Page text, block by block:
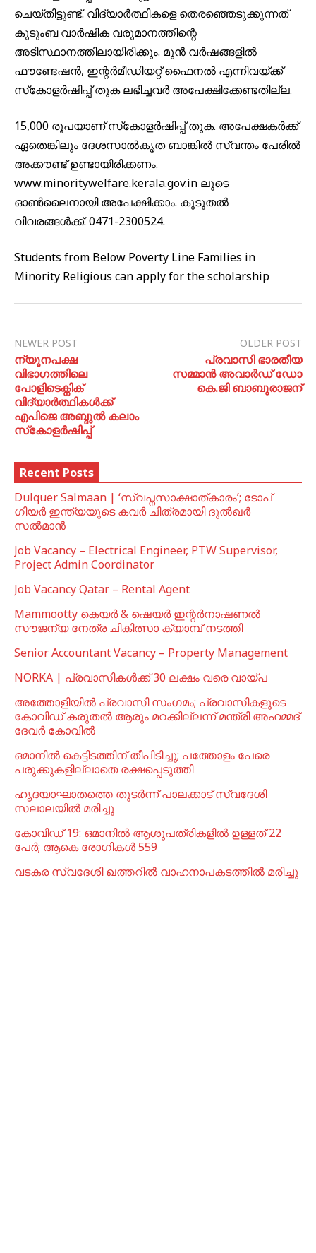
ചെയ്തിട്ടുണ്ട്. വിദ്യാർത്ഥികളെ തെരഞ്ഞെടുക്കുന്നത്
കുടുംബ വാർഷിക വരുമാനത്തിന്റെ
അടിസ്ഥാനത്തിലായിരിക്കും. മുൻ വർഷങ്ങളിൽ
ഫൗണ്ടേഷൻ, ഇന്റർമീഡിയറ്റ് ഫൈനൽ എന്നിവയ്ക്ക്
സ്‌കോളർഷിപ്പ് തുക ലഭിച്ചവർ അപേക്ഷിക്കേണ്ടതില്ല.
15,000 രൂപയാണ് സ്‌കോളർഷിപ്പ് തുക. അപേക്ഷകർക്ക്
ഏതെങ്കിലും ദേശസാൽകൃത ബാങ്കിൽ സ്വന്തം പേരിൽ
അക്കൗണ്ട് ഉണ്ടായിരിക്കണം.
www.minoritywelfare.kerala.gov.in ലൂടെ
ഓൺലൈനായി അപേക്ഷിക്കാം. കൂടുതൽ
വിവരങ്ങൾക്ക്: 0471-2300524.
Students from Below Poverty Line Families in
Minority Religious can apply for the scholarship
NEWER POST
ന്യൂനപക്ഷ
വിഭാഗത്തിലെ
പോളിടെക്നിക്
വിദ്യാർത്ഥികൾക്ക്
എപിജെ അബ്ദുൽ കലാം
സ്‌കോളർഷിപ്പ്
OLDER POST
പ്രവാസി ഭാരതീയ
സമ്മാന്‍ അവാര്‍ഡ് ഡോ
കെ.ജി ബാബുരാജന്
Recent Posts
Dulquer Salmaan | ‘സ്വപ്നസാക്ഷാത്കാരം’; ടോപ്
ഗിയർ ഇന്ത്യയുടെ കവർ ചിത്രമായി ദുൽഖർ
സൽമാൻ
Job Vacancy – Electrical Engineer, PTW Supervisor,
Project Admin Coordinator
Job Vacancy Qatar – Rental Agent
Mammootty കെയർ & ഷെയർ ഇന്റർനാഷണൽ
സൗജന്യ നേത്ര ചികിത്സാ ക്യാമ്പ് നടത്തി
Senior Accountant Vacancy – Property Management
NORKA | പ്രവാസികള്‍ക്ക് 30 ലക്ഷം വരെ വായ്പ
അത്തോളിയിൽ പ്രവാസി സംഗമം; പ്രവാസികളുടെ
കോവിഡ് കരുതൽ ആരും മറക്കില്ലന്ന് മന്ത്രി അഹമ്മദ്
ദേവർ കോവിൽ
ഒമാനില്‍ കെട്ടിടത്തിന് തീപിടിച്ചു; പത്തോളം പേരെ
പരുക്കുകളില്ലാതെ രക്ഷപ്പെടുത്തി
ഹൃദയാഘാതത്തെ തുടർന്ന് പാലക്കാട് സ്വദേശി
സലാലയിൽ മരിച്ചു
കോവിഡ് 19: ഒമാനിൽ ആശുപത്രികളിൽ ഉള്ളത് 22
പേര്‍; ആകെ രോഗികൾ 559
വടകര സ്വദേശി ഖത്തറിൽ വാഹനാപകടത്തിൽ മരിച്ചു